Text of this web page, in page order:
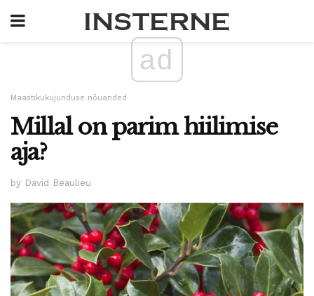
ad
Maastikukujunduse nõuanded
Millal on parim hiilimise
aja?
by David Beaulieu